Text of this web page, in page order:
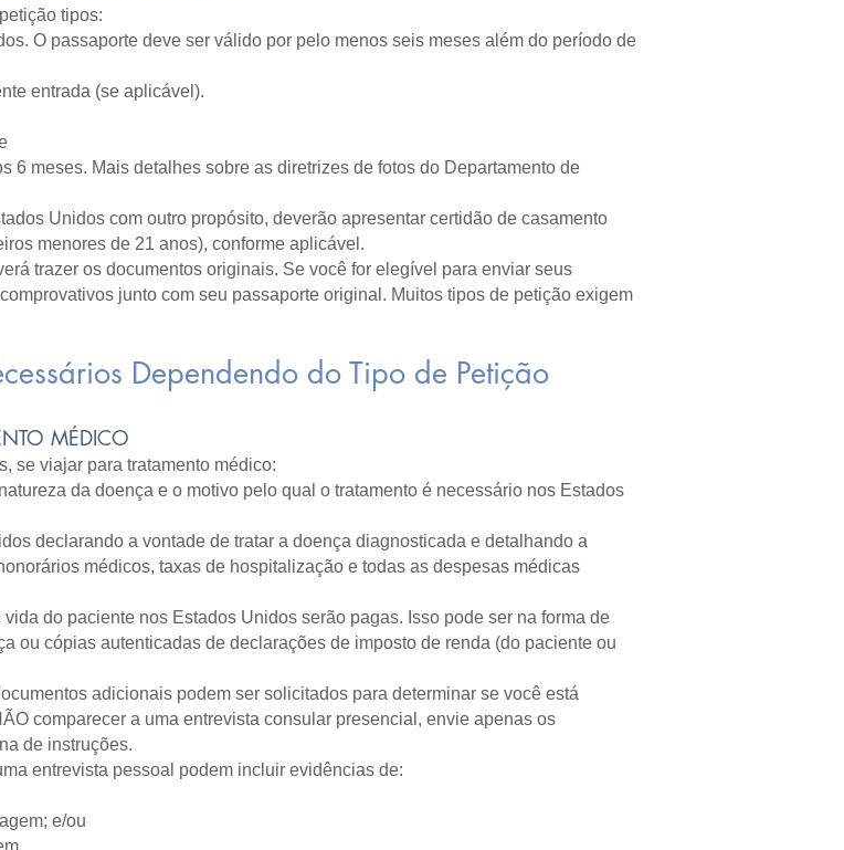
petição tipos:
O passaporte deve ser válido por pelo menos seis meses além do período de
entrada (se aplicável).
6 meses. Mais detalhes sobre as diretrizes de fotos do Departamento de
Unidos com outro propósito, deverão apresentar certidão de casamento
menores de 21 anos), conforme aplicável.
trazer os documentos originais. Se você for elegível para enviar seus
junto com seu passaporte original. Muitos tipos de petição exigem
Dependendo do Tipo de Petição
MÉDICO
se viajar para tratamento médico:
da doença e o motivo pelo qual o tratamento é necessário nos Estados
declarando a vontade de tratar a doença diagnosticada e detalhando a
médicos, taxas de hospitalização e todas as despesas médicas
do paciente nos Estados Unidos serão pagas. Isso pode ser na forma de
ou cópias autenticadas de declarações de imposto de renda (do paciente ou
adicionais podem ser solicitados para determinar se você está
comparecer a uma entrevista consular presencial, envie apenas os
de instruções.
entrevista pessoal podem incluir evidências de:
e/ou